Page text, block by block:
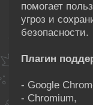
помогает
угроз и
безопасности.
Плагин
- Google
- Chromium,